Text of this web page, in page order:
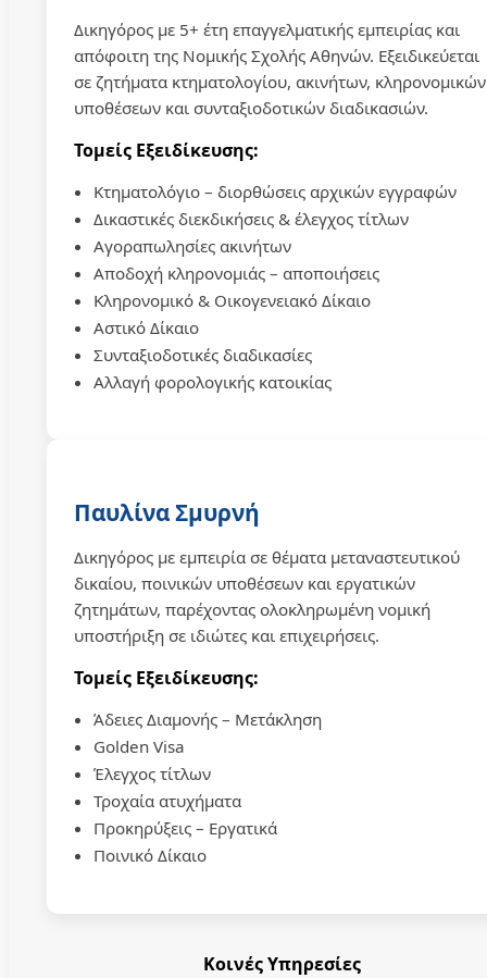
Δικηγόρος με 5+ έτη επαγγελματικής εμπειρίας και
απόφοιτη της Νομικής Σχολής Αθηνών. Εξειδικεύεται
σε ζητήματα κτηματολογίου, ακινήτων, κληρονομικών
υποθέσεων και συνταξιοδοτικών διαδικασιών.
Τομείς Εξειδίκευσης:
Κτηματολόγιο – διορθώσεις αρχικών εγγραφών
Δικαστικές διεκδικήσεις & έλεγχος τίτλων
Αγοραπωλησίες ακινήτων
Αποδοχή κληρονομιάς – αποποιήσεις
Κληρονομικό & Οικογενειακό Δίκαιο
Αστικό Δίκαιο
Συνταξιοδοτικές διαδικασίες
Αλλαγή φορολογικής κατοικίας
Παυλίνα Σμυρνή
Δικηγόρος με εμπειρία σε θέματα μεταναστευτικού
δικαίου, ποινικών υποθέσεων και εργατικών
ζητημάτων, παρέχοντας ολοκληρωμένη νομική
υποστήριξη σε ιδιώτες και επιχειρήσεις.
Τομείς Εξειδίκευσης:
Άδειες Διαμονής – Μετάκληση
Golden Visa
Έλεγχος τίτλων
Τροχαία ατυχήματα
Προκηρύξεις – Εργατικά
Ποινικό Δίκαιο
Κοινές Υπηρεσίες